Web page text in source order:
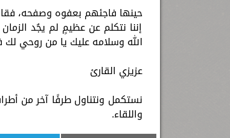
حينها فاجئهم بعفوه وصفحه،
إننا نتكلم عن عظيمٍ لم يجُد
الله وسلامه عليك يا من روحي لك
عزيزي القارئ
نستكمل ونتناول طرفًا آخر من
واللقاء.